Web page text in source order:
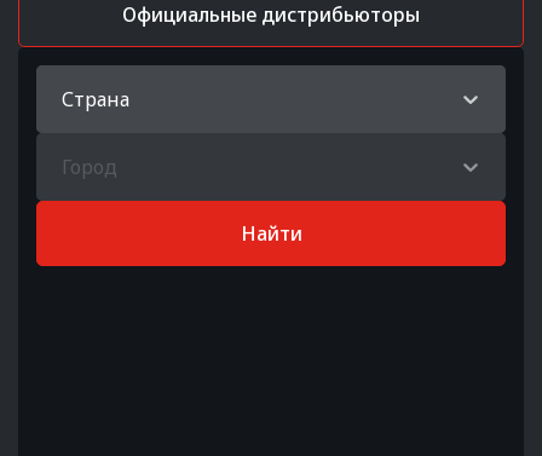
Официальные дистрибьюторы
Страна
Город
Найти